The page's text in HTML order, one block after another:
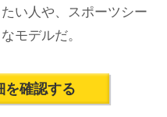
い人や、スポーツシー
モデルだ。
確認する